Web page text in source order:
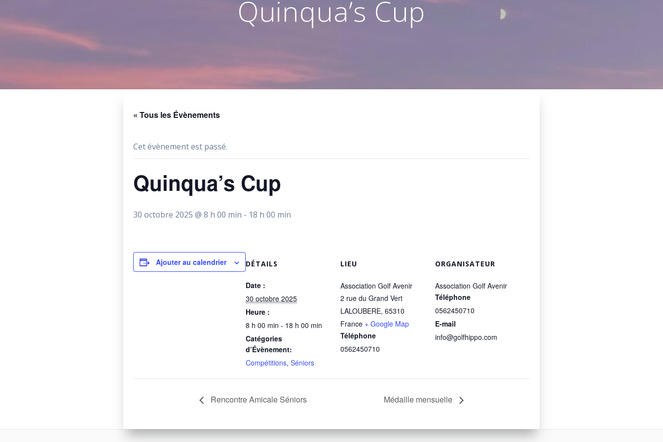
Quinqua’s Cup
« Tous les Évènements
Cet évènement est passé.
Quinqua’s Cup
30 octobre 2025 @ 8 h 00 min - 18 h 00 min
Ajouter au calendrier DÉTAILS
Date :
30 octobre 2025
Heure :
8 h 00 min - 18 h 00 min
Catégories
d’Évènement:
Compétitions, Séniors
LIEU
Association Golf Avenir
2 rue du Grand Vert
LALOUBERE, 65310
France + Google Map
Téléphone
0562450710
ORGANISATEUR
Association Golf Avenir
Téléphone
0562450710
E-mail
info@golfhippo.com
Rencontre Amicale Séniors Médaille mensuelle